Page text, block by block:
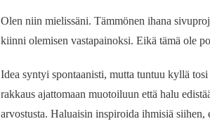
Olen niin mielissäni. Tämmönen ihana
kiinni olemisen vastapainoksi. Eikä tämä ole
Idea syntyi spontaanisti, mutta tuntuu kyllä
rakkaus ajattomaan muotoiluun että halu
arvostusta. Haluaisin inspiroida ihmisiä